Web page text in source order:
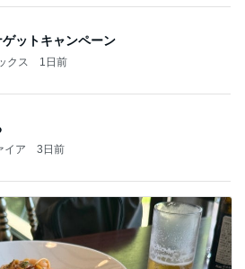
ットキャンペーン
クス 1日前
イア 3日前